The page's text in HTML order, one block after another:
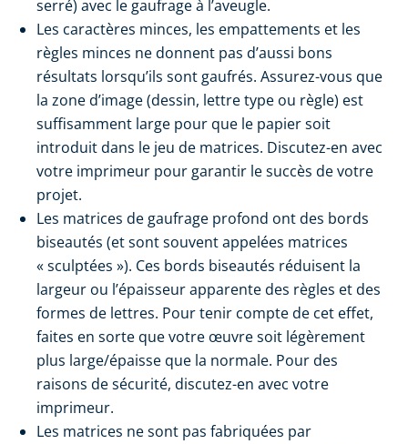
serré) avec le gaufrage à l’aveugle.
Les caractères minces, les empattements et les
règles minces ne donnent pas d’aussi bons
résultats lorsqu’ils sont gaufrés. Assurez-vous que
la zone d’image (dessin, lettre type ou règle) est
suffisamment large pour que le papier soit
introduit dans le jeu de matrices. Discutez-en avec
votre imprimeur pour garantir le succès de votre
projet.
Les matrices de gaufrage profond ont des bords
biseautés (et sont souvent appelées matrices
« sculptées »). Ces bords biseautés réduisent la
largeur ou l’épaisseur apparente des règles et des
formes de lettres. Pour tenir compte de cet effet,
faites en sorte que votre œuvre soit légèrement
plus large/épaisse que la normale. Pour des
raisons de sécurité, discutez-en avec votre
imprimeur.
Les matrices ne sont pas fabriquées par